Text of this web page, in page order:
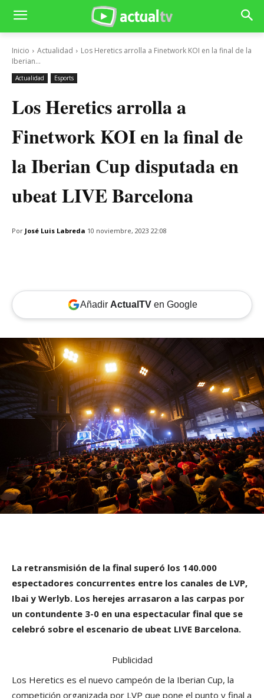
Inicio Actualidad
Los Heretics arrolla a Finetwork KOI en la final de la
Iberian...
Actualidad Esports
Los Heretics arrolla a
Finetwork KOI en la final de
la Iberian Cup disputada en
ubeat LIVE Barcelona
Por José Luis Labreda 10 noviembre, 2023 22:08
Añadir ActualTVen Google
La retransmisión de la final superó los 140.000
espectadores concurrentes entre los canales de LVP,
Ibai y Werlyb. Los herejes arrasaron a las carpas por
un contundente 3-0 en una espectacular final que se
celebró sobre el escenario de ubeat LIVE Barcelona.
Publicidad
Los Heretics es el nuevo campeón de la Iberian Cup, la
competición organizada por LVP que pone el punto y final a